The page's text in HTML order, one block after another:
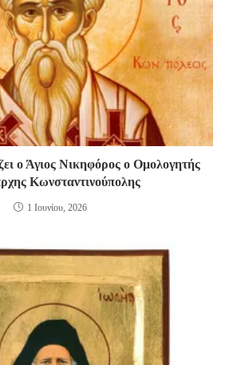
ο Άγιος Νικηφόρος ο Ομολογητής
Κωνσταντινούπολης
1 Ιουνίου, 2026